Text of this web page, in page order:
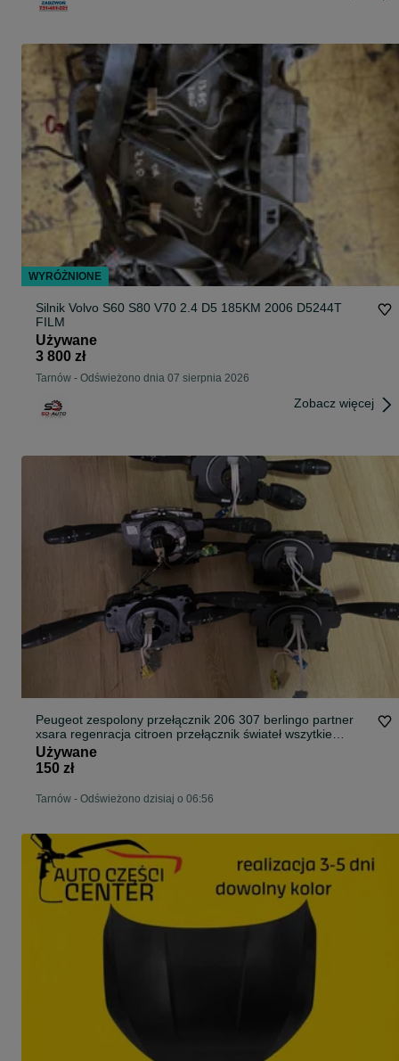
Silnik Volvo S60 S80 V70 2.4 D5 185KM 2006 D5244T
FILM
Używane
3 800 zł
Tarnów - Odświeżono dnia 07 sierpnia 2026
Zobacz więcej
Peugeot zespolony przełącznik 206 307 berlingo partner
xsara regenracja citroen przełącznik świateł wszytkie
numery naprawa
Używane
150 zł
Tarnów - Odświeżono dzisiaj o 06:56
WYRÓŻNIONE